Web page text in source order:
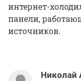
интернет-
панели,
источников.
Николай